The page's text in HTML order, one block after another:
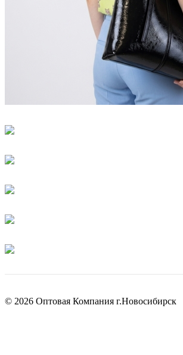
© 2026 Оптовая Компания г.Новосибирск